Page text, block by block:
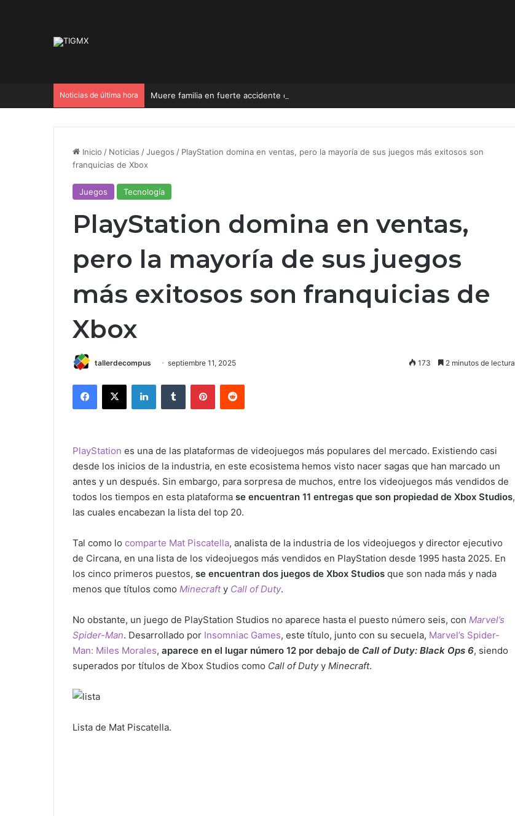
Noticias de última hora
Inicio / Noticias /Juegos / PlayStation domina en ventas, pero la mayoría de sus juegos más exitosos son
franquicias de Xbox
Juegos Tecnología
PlayStation domina en ventas,
pero la mayoría de sus juegos
más exitosos son franquicias de
Xbox
tallerdecompus septiembre 11, 2025 173 2 minutos de lectura
PlayStation es una de las plataformas de videojuegos más populares del mercado. Existiendo casi
desde los inicios de la industria, en este ecosistema hemos visto nacer sagas que han marcado un
antes y un después. Sin embargo, para sorpresa de muchos, entre los videojuegos más vendidos de
todos los tiempos en esta plataforma se encuentran 11 entregas que son propiedad de Xbox Studios,
las cuales encabezan la lista del top 20.
Tal como lo comparte Mat Piscatella, analista de la industria de los videojuegos y director ejecutivo
de Circana, en una lista de los videojuegos más vendidos en PlayStation desde 1995 hasta 2025. En
los cinco primeros puestos, se encuentran dos juegos de Xbox Studios que son nada más y nada
menos que títulos como Minecrafty Call of Duty.
No obstante, un juego de PlayStation Studios no aparece hasta el puesto número seis, con Marvel’s
Spider-Man. Desarrollado por Insomniac Games, este título, junto con su secuela, Marvel’s Spider-
Man: Miles Morales, aparece en el lugar número 12 por debajo de Call of Duty: Black Ops 6, siendo
superados por títulos de Xbox Studios como Call of Dutyy Minecraft.
Lista de Mat Piscatella.